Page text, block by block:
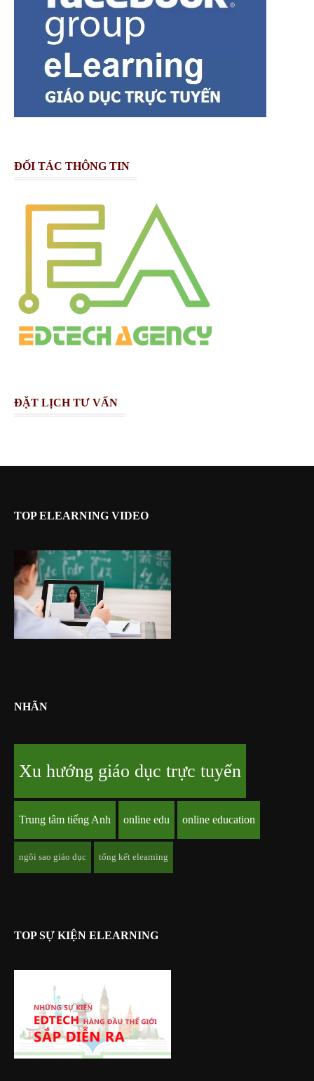
ĐỐI TÁC THÔNG TIN
ĐẶT LỊCH TƯ VẤN
TOP ELEARNING VIDEO
NHÃN
Xu hướng giáo dục trực tuyến
Trung tâm tiếng Anh online edu online education
ngôi sao giáo dục tổng kết elearning
TOP SỰ KIỆN ELEARNING